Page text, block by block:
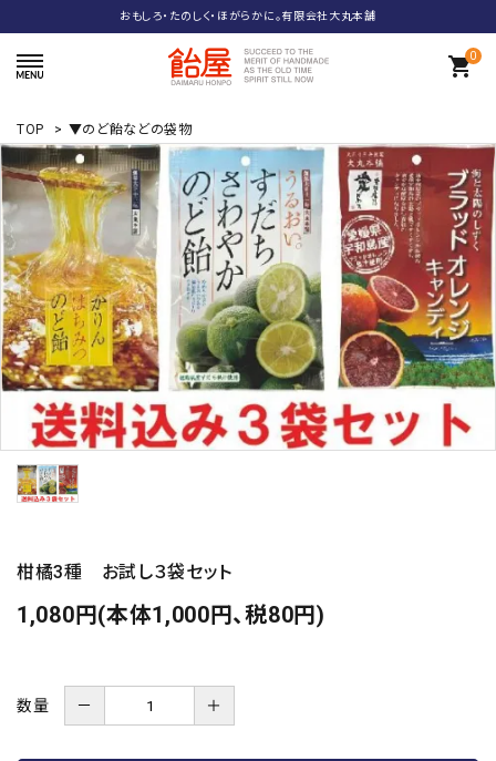
おもしろ・たのしく・ほがらかに。有限会社大丸本舗
0
shopping_cart
TOP > ▼のど飴などの袋物
柑橘3種 お試し３袋セット
1,080円(本体1,000円、税80円)
数量 － ＋